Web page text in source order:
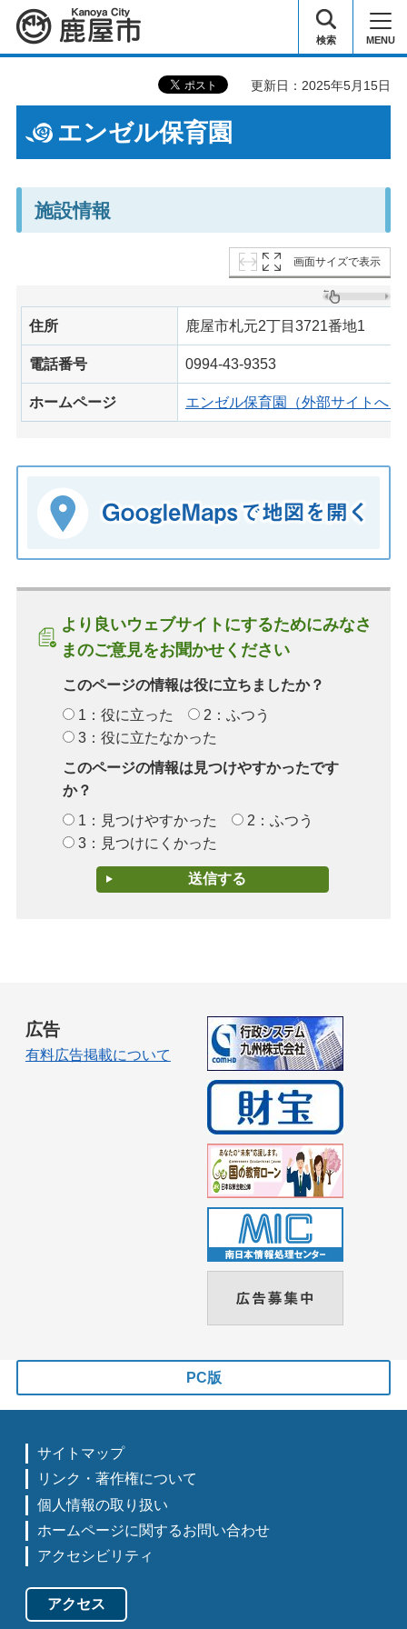
鹿屋市 検索 MENU
更新日：2025年5月15日
エンゼル保育園
施設情報
画面サイズで表示
住所 鹿屋市札元2丁目3721番地1
電話番号 0994-43-9353
ホームページ エンゼル保育園（外部サイトへリ
より良いウェブサイトにするためにみなさ
まのご意見をお聞かせください
このページの情報は役に立ちましたか？
1：役に立った
2：ふつう
3：役に立たなかった
このページの情報は見つけやすかったです
か？
1：見つけやすかった
2：ふつう
3：見つけにくかった
広告
有料広告掲載について
PC版
サイトマップ
リンク・著作権について
個人情報の取り扱い
ホームページに関するお問い合わせ
アクセシビリティ
アクセス